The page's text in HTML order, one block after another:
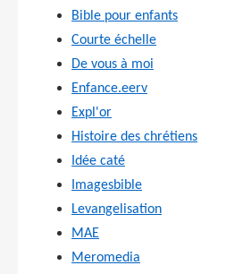
Bible pour enfants
Courte échelle
De vous à moi
Enfance.eerv
Expl'or
Histoire des chrétiens
Idée caté
Imagesbible
Levangelisation
MAE
Meromedia